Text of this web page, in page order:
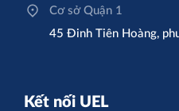
Cơ sở Quận 1
45 Đinh Tiên Hoàng,
Kết nối UEL